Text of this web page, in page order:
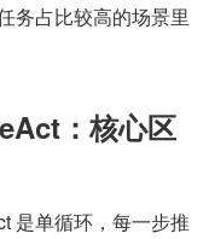
务占比较高的场景里
：核心区
是单循环，每一步推